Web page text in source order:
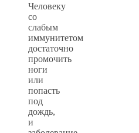
Человеку
со
слабым
иммунитетом
достаточно
промочить
ноги
или
попасть
под
дождь,
и